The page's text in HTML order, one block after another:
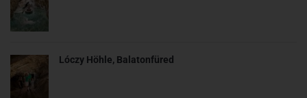
Lóczy Höhle, Balatonfüred